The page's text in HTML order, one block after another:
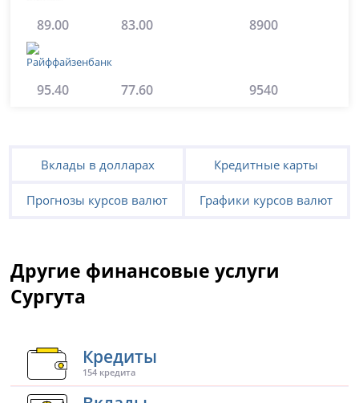
89.00 83.00 8900
95.40 77.60 9540
Вклады в долларах Кредитные карты
Прогнозы курсов валют Графики курсов валют
Другие финансовые услуги
Сургута
Кредиты
154 кредита